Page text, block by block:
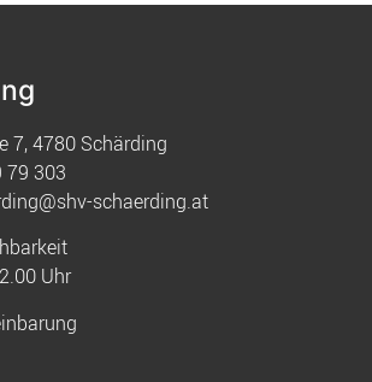
7, 4780 Schärding
79 303
schaerding.at
Uhr